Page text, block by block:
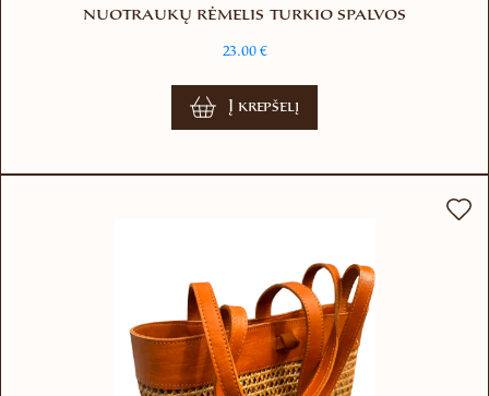
nuotraukų rėmelis turkio spalvos
23.00 €
Į krepšelį